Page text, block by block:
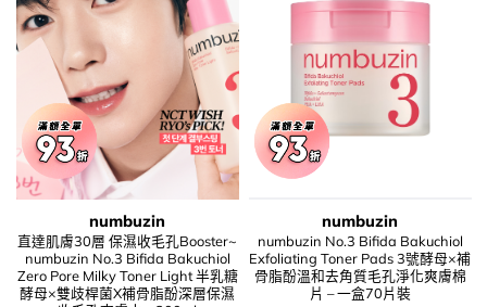
numbuzin
直達肌膚30層 保濕收毛孔Booster~
numbuzin No.3 Bifida Bakuchiol
Zero Pore Milky Toner Light 半乳糖
酵母×雙歧桿菌X補骨脂酚深層保濕
numbuzin
numbuzin No.3 Bifida Bakuchiol
Exfoliating Toner Pads 3號酵母×補
骨脂酚溫和去角質毛孔淨化爽膚棉
片 – 一盒70片裝